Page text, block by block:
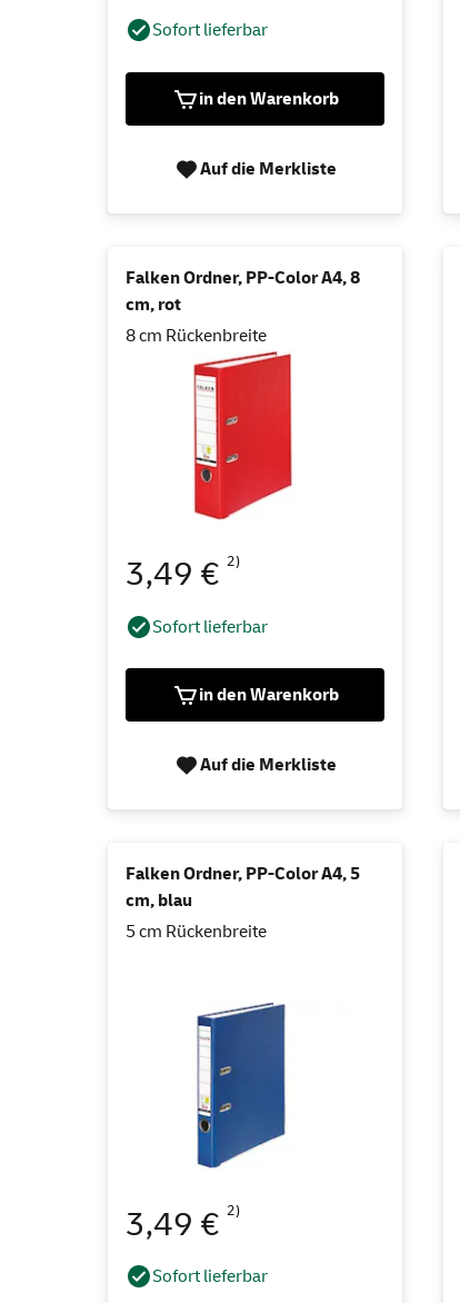
Sofort lieferbar
in den Warenkorb
Auf die Merkliste
Falken Ordner, PP-Color A4, 8
cm, rot
8 cm Rückenbreite
3,49 € 2)
Sofort lieferbar
in den Warenkorb
Auf die Merkliste
Falken Ordner, PP-Color A4, 5
cm, blau
5 cm Rückenbreite
3,49 € 2)
Sofort lieferbar